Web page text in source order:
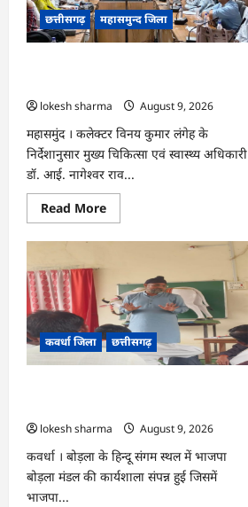
खेत
से
लौट
छत्तीसगढ़ महासमुन्द जिला
lokesh sharma
August 9, 2026
महासमुंद । कलेक्टर विनय कुमार लंगेह के
निर्देशानुसार मुख्य चिकित्सा एवं स्वास्थ्य अधिकारी
डॉ. आई. नागेश्वर राव...
Read MoreRead
more
CG
कृमि
मुक्ति
दिवस
10
अगस्त
को,
17
अगस्त
राउंड…
कवर्धा जिला छत्तीसगढ़
lokesh sharma
August 9, 2026
कवर्धा । बोड़ला के हिन्दू संगम स्थल में भाजपा
बोड़ला मंडल की कार्यशाला संपन्न हुई जिसमें
भाजपा...